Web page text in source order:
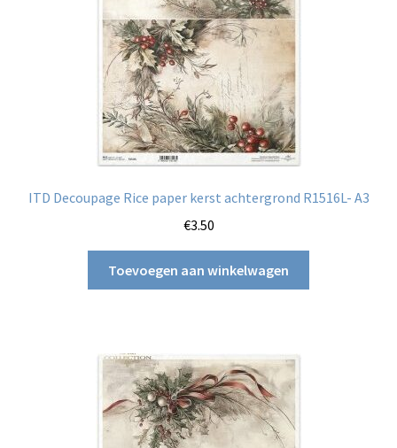
ITD Decoupage Rice paper kerst achtergrond R1516L- A3
€3.50
Toevoegen aan winkelwagen